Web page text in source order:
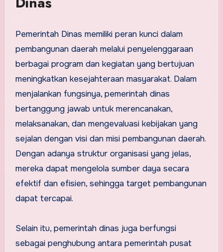
Pemerintah Dinas memiliki peran kunci dalam
pembangunan daerah melalui penyelenggaraan
berbagai program dan kegiatan yang bertujuan
meningkatkan kesejahteraan masyarakat. Dalam
menjalankan fungsinya, pemerintah dinas
bertanggung jawab untuk merencanakan,
melaksanakan, dan mengevaluasi kebijakan yang
sejalan dengan visi dan misi pembangunan daerah.
Dengan adanya struktur organisasi yang jelas,
mereka dapat mengelola sumber daya secara
efektif dan efisien, sehingga target pembangunan
dapat tercapai.
Selain itu, pemerintah dinas juga berfungsi
sebagai penghubung antara pemerintah pusat